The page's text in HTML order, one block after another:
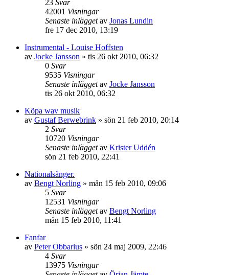
23 Svar
42001 Visningar
Senaste inläggetav Jonas Lundin
fre 17 dec 2010, 13:19
Instrumental - Louise Hoffsten
av Jocke Jansson » tis 26 okt 2010, 06:32
0 Svar
9535 Visningar
Senaste inläggetav Jocke Jansson
tis 26 okt 2010, 06:32
Köpa wav musik
av Gustaf Berwebrink » sön 21 feb 2010, 20:14
2 Svar
10720 Visningar
Senaste inläggetav Krister Uddén
sön 21 feb 2010, 22:41
Nationalsånger.
av Bengt Norling » mån 15 feb 2010, 09:06
5 Svar
12531 Visningar
Senaste inläggetav Bengt Norling
mån 15 feb 2010, 11:41
Fanfar
av Peter Obbarius » sön 24 maj 2009, 22:46
4 Svar
13975 Visningar